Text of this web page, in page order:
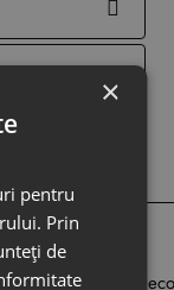
Cruda
×
pentru
Prin
de